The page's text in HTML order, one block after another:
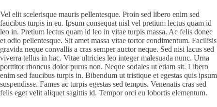
Vel elit scelerisque mauris pellentesque. Proin sed libero enim sed
faucibus turpis in eu. Ipsum consequat nisl vel pretium lectus quam id
leo in. Pretium lectus quam id leo in vitae turpis massa. Ac felis donec
et odio pellentesque. Sit amet massa vitae tortor condimentum. Facilisis
gravida neque convallis a cras semper auctor neque. Sed nisi lacus sed
viverra tellus in hac. Vitae ultricies leo integer malesuada nunc. Urna
porttitor rhoncus dolor purus non. Neque sodales ut etiam sit. Libero
enim sed faucibus turpis in. Bibendum ut tristique et egestas quis ipsum
suspendisse. Fames ac turpis egestas sed tempus. Venenatis cras sed
felis eget velit aliquet sagittis id. Tempor orci eu lobortis elementum.